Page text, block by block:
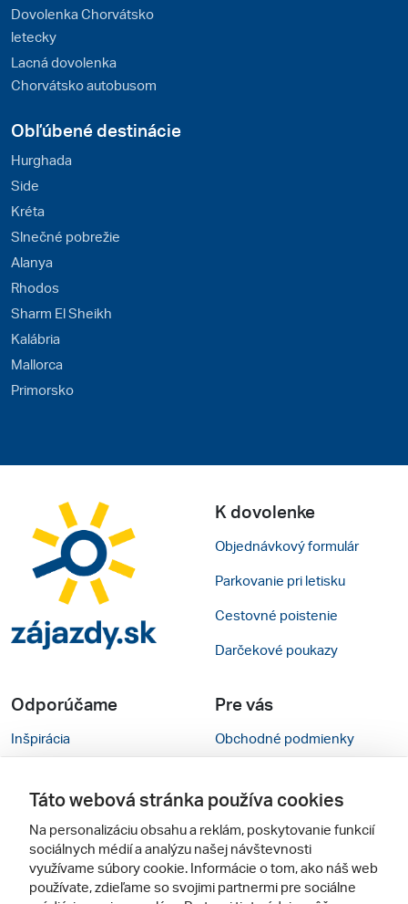
Dovolenka Chorvátsko
letecky
Lacná dovolenka
Chorvátsko autobusom
Obľúbené destinácie
Hurghada
Side
Kréta
Slnečné pobrežie
Alanya
Rhodos
Sharm El Sheikh
Kalábria
Mallorca
Primorsko
K dovolenke
Objednávkový formulár
Parkovanie pri letisku
Cestovné poistenie
Darčekové poukazy
Odporúčame
Inšpirácia
Cestovné kancelárie
Zájezdy.cz
Pre vás
Obchodné podmienky
Nastavenie cookies
Verzia webu pre PC
Sledujte nás
Táto webová stránka používa cookies
Na personalizáciu obsahu a reklám, poskytovanie funkcií
sociálnych médií a analýzu našej návštevnosti
využívame súbory cookie. Informácie o tom, ako náš web
používate, zdieľame so svojimi partnermi pre sociálne